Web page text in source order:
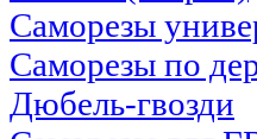
Саморезы
Саморезы по
Дюбель-гвозди